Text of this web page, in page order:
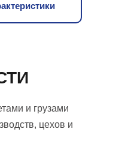
и грузами
цехов и